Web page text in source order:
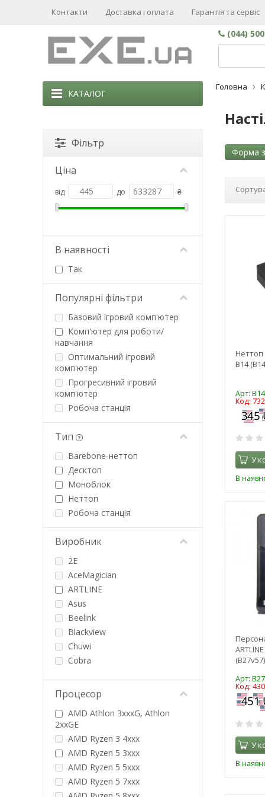
Контакти Доставка і оплата Гарантія та сервіс
(044)
КАТАЛОГ
Головна
Форма
Неттоп
B14
Арт:
Код:
У
В
(B27v57)
Арт:
Код:
У
В
Фільтр
Ціна
від до ₴
В наявності
Так
Популярні фільтри
Базовий ігровий комп'ютер
Комп'ютер для роботи/
навчання
Оптимальний ігровий
комп'ютер
Прогресивний ігровий
комп'ютер
Робоча станція
Тип
Barebone-неттоп
Десктоп
Моноблок
Неттоп
Робоча станція
Виробник
2E
AceMagician
ARTLINE
Asus
Beelink
Blackview
Chuwi
Cobra
Firebat
GEEKOM
Gigabyte
GMKtec
GTL
HP
Intel
Процесор
AMD Athlon 3xxxG, Athlon
2xxGE
AMD Ryzen 3 4xxx
AMD Ryzen 5 3xxx
AMD Ryzen 5 5xxx
AMD Ryzen 5 7xxx